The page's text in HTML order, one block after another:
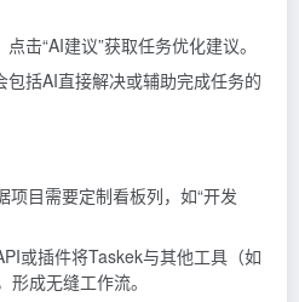
击“AI建议”获取任务优化建议。
包括AI直接解决或辅助完成任务的
项目需要定制看板列，如“开发
或插件将Taskek与其他工具（如
成无缝工作流。